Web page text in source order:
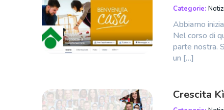
Categorie:
Abbiamo
Nel corso di
parte nostra.
un […]
Crescita